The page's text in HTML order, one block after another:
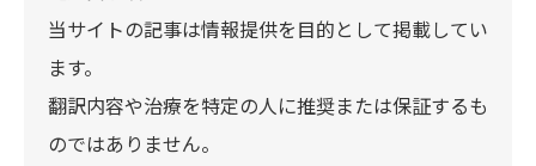
当サイトの記事は情報提供を目的として掲載してい
ます。
翻訳内容や治療を特定の人に推奨または保証するも
のではありません。